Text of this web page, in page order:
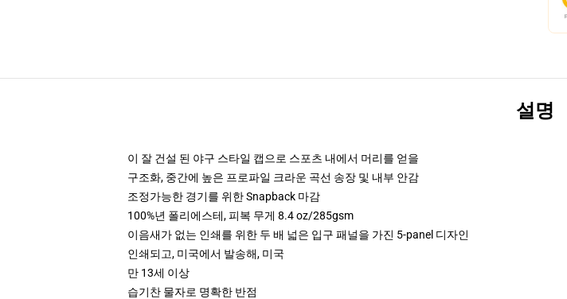
설명
이 잘 건설 된 야구 스타일 캡으로 스포츠 내에서 머리를 얻을
구조화, 중간에 높은 프로파일 크라운 곡선 송장 및 내부 안감
조정가능한 경기를 위한 Snapback 마감
100%년 폴리에스테, 피복 무게 8.4 oz/285gsm
이음새가 없는 인쇄를 위한 두 배 넓은 입구 패널을 가진 5-panel 디자인
인쇄되고, 미국에서 발송해, 미국
만 13세 이상
습기찬 물자로 명확한 반점